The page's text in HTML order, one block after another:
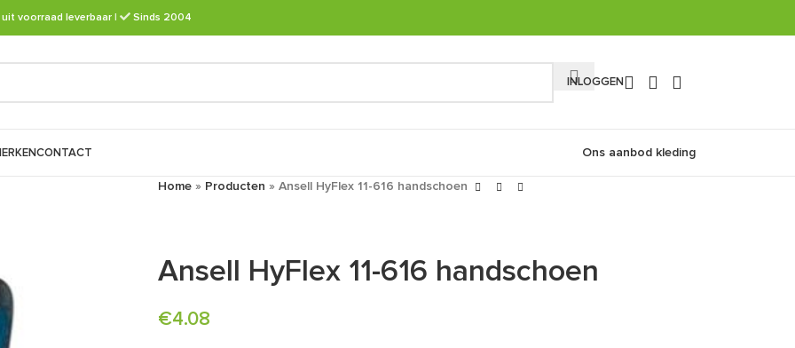
uit voorraad leverbaar | Sinds 2004
INLOGGEN
CONTACT Ons aanbod kleding
Home» Producten » Ansell HyFlex 11-616 handschoen
Ansell HyFlex 11-616 handschoen
€4.08